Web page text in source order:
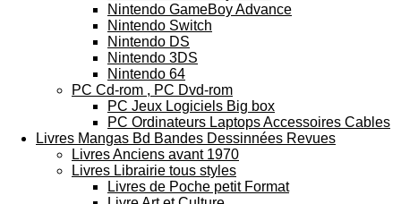
Nintendo GameBoy Advance
Nintendo Switch
Nintendo DS
Nintendo 3DS
Nintendo 64
PC Cd-rom , PC Dvd-rom
PC Jeux Logiciels Big box
PC Ordinateurs Laptops Accessoires Cables
Livres Mangas Bd Bandes Dessinnées Revues
Livres Anciens avant 1970
Livres Librairie tous styles
Livres de Poche petit Format